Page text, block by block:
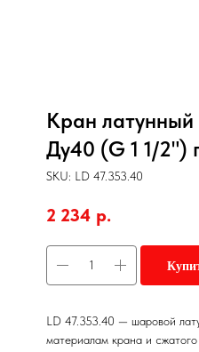
Кран
Ду40 (G 1 1/2")
SKU: LD 47.353.40
2 234 р.
LD 47.353.40 — шаровой
материалам крана и сжатого